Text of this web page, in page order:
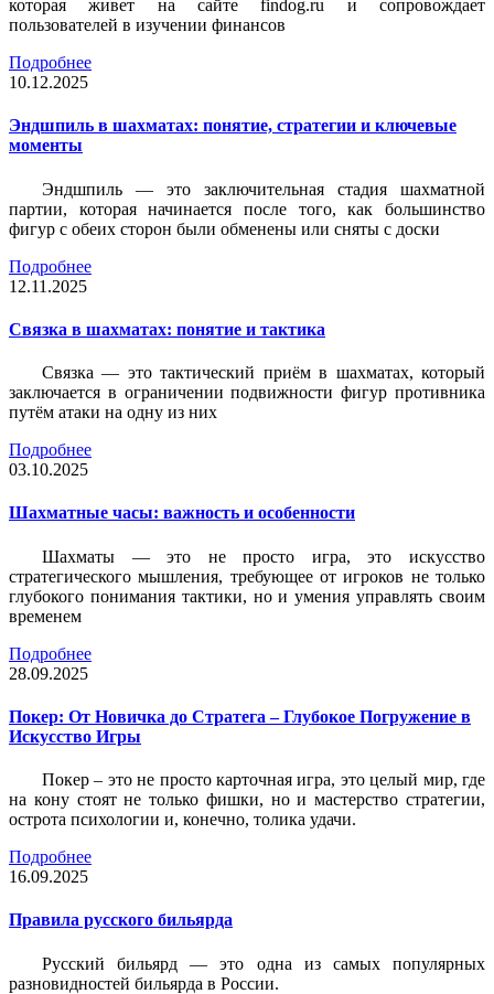
которая живет на сайте findog.ru и сопровождает
пользователей в изучении финансов
Подробнее
10.12.2025
Эндшпиль в шахматах: понятие, стратегии и ключевые
моменты
Эндшпиль — это заключительная стадия шахматной
партии, которая начинается после того, как большинство
фигур с обеих сторон были обменены или сняты с доски
Подробнее
12.11.2025
Связка в шахматах: понятие и тактика
Связка — это тактический приём в шахматах, который
заключается в ограничении подвижности фигур противника
путём атаки на одну из них
Подробнее
03.10.2025
Шахматные часы: важность и особенности
Шахматы — это не просто игра, это искусство
стратегического мышления, требующее от игроков не только
глубокого понимания тактики, но и умения управлять своим
временем
Подробнее
28.09.2025
Покер: От Новичка до Стратега – Глубокое Погружение в
Искусство Игры
Покер – это не просто карточная игра, это целый мир, где
на кону стоят не только фишки, но и мастерство стратегии,
острота психологии и, конечно, толика удачи.
Подробнее
16.09.2025
Правила русского бильярда
Русский бильярд — это одна из самых популярных
разновидностей бильярда в России.